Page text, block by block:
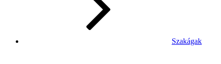
Szakágak